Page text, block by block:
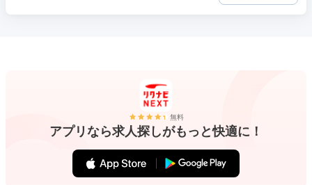
無料
アプリなら求人探しがもっと快適に！